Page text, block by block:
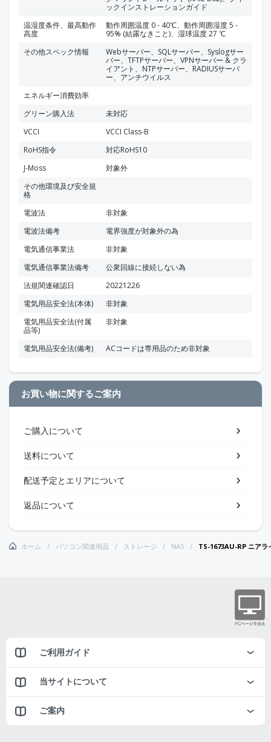
ックインストレーションガイド
温湿度条件、最高動作
高度
動作周囲温度 0 - 40℃、動作周囲湿度 5 -
95% (結露なきこと)、湿球温度 27 ℃
その他スペック情報
Webサーバー、SQLサーバー、Syslogサー
バー、TFTPサーバー、VPNサーバー & クラ
イアント、NTPサーバー、RADIUSサーバ
ー、アンチウイルス
エネルギー消費効率
グリーン購入法
未対応
VCCI
VCCI Class-B
RoHS指令
対応RoHS10
J-Moss
対象外
その他環境及び安全規
格
電波法
非対象
電波法備考
電界強度が対象外の為
電気通信事業法
非対象
電気通信事業法備考
公衆回線に接続しない為
法規関連確認日
20221226
電気用品安全法(本体)
非対象
電気用品安全法(付属
品等)
非対象
電気用品安全法(備考) ACコードは専用品のため非対象
お買い物に関するご案内
ご購入について
送料について
配送予定とエリアについて
返品について
ホーム パソコン関連用品 ストレージ NAS TS-1673AU-RP ニア
ご利用ガイド
当サイトについて
ご案内